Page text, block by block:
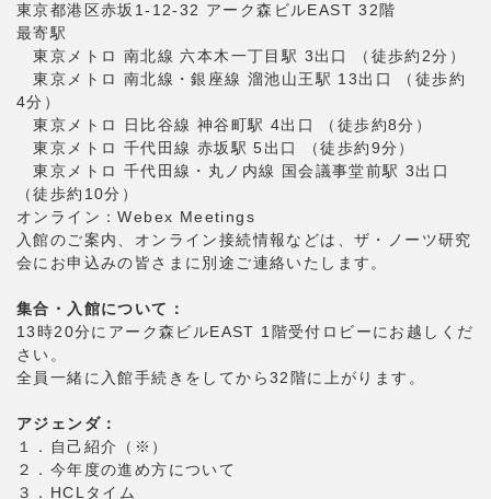
東京都港区赤坂1-12-32 アーク森ビルEAST 32階
最寄駅
東京メトロ 南北線 六本木一丁目駅 3出口 （徒歩約2分）
東京メトロ 南北線・銀座線 溜池山王駅 13出口 （徒歩約
4分）
東京メトロ 日比谷線 神谷町駅 4出口 （徒歩約8分）
東京メトロ 千代田線 赤坂駅 5出口 （徒歩約9分）
東京メトロ 千代田線・丸ノ内線 国会議事堂前駅 3出口
（徒歩約10分）
オンライン：Webex Meetings
入館のご案内、オンライン接続情報などは、ザ・ノーツ研究
会にお申込みの皆さまに別途ご連絡いたします。
集合・入館について：
13時20分にアーク森ビルEAST 1階受付ロビーにお越しくだ
さい。
全員一緒に入館手続きをしてから32階に上がります。
アジェンダ：
１．自己紹介（※）
２．今年度の進め方について
３．HCLタイム